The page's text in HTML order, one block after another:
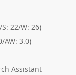
S: 22/W: 26)
AW: 3.0)
Assistant